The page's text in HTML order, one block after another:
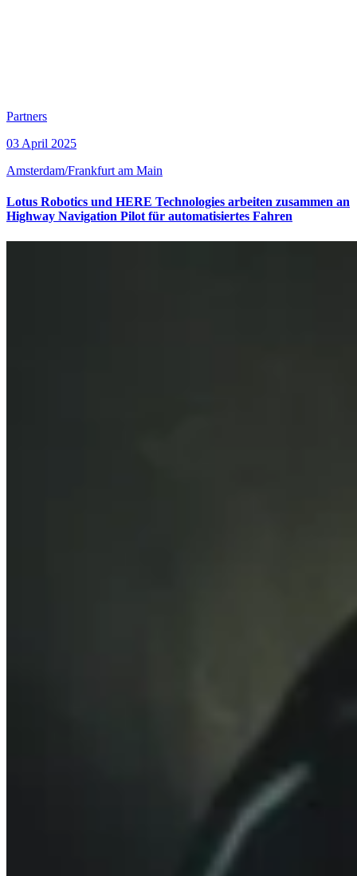
Partners
03 April 2025
Amsterdam/Frankfurt am Main
Lotus Robotics und HERE Technologies arbeiten zusammen an
Highway Navigation Pilot für automatisiertes Fahren